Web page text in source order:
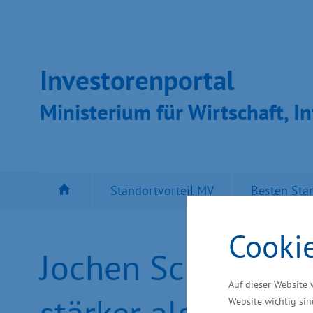
Auf dieser
Website wichtig
Inves­toren­por­tal
Ministeri­um für Wirt­schaft,
Standortvorteil MV Besten
Jochen Schulte: